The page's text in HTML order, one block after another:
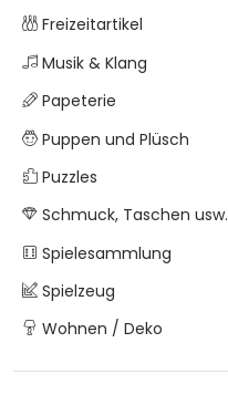
Freizeitartikel
Musik & Klang
Papeterie
Puppen und Plüsch
Puzzles
Schmuck, Taschen usw.
Spielesammlung
Spielzeug
Wohnen / Deko